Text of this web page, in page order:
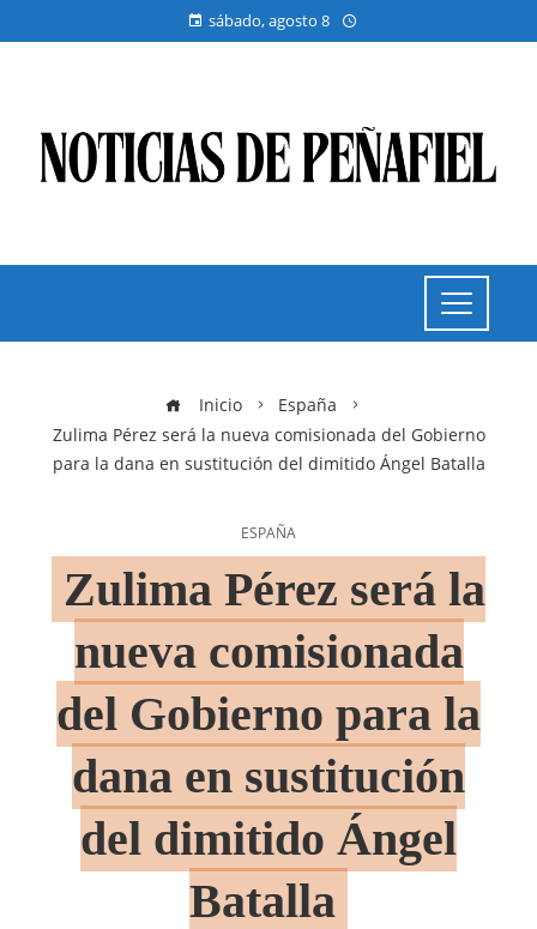
sábado, agosto 8
Inicio
España
Zulima Pérez será la nueva comisionada del Gobierno
para la dana en sustitución del dimitido Ángel Batalla
ESPAÑA
Zulima Pérez será la
nueva comisionada
del Gobierno para la
dana en sustitución
del dimitido Ángel
Batalla